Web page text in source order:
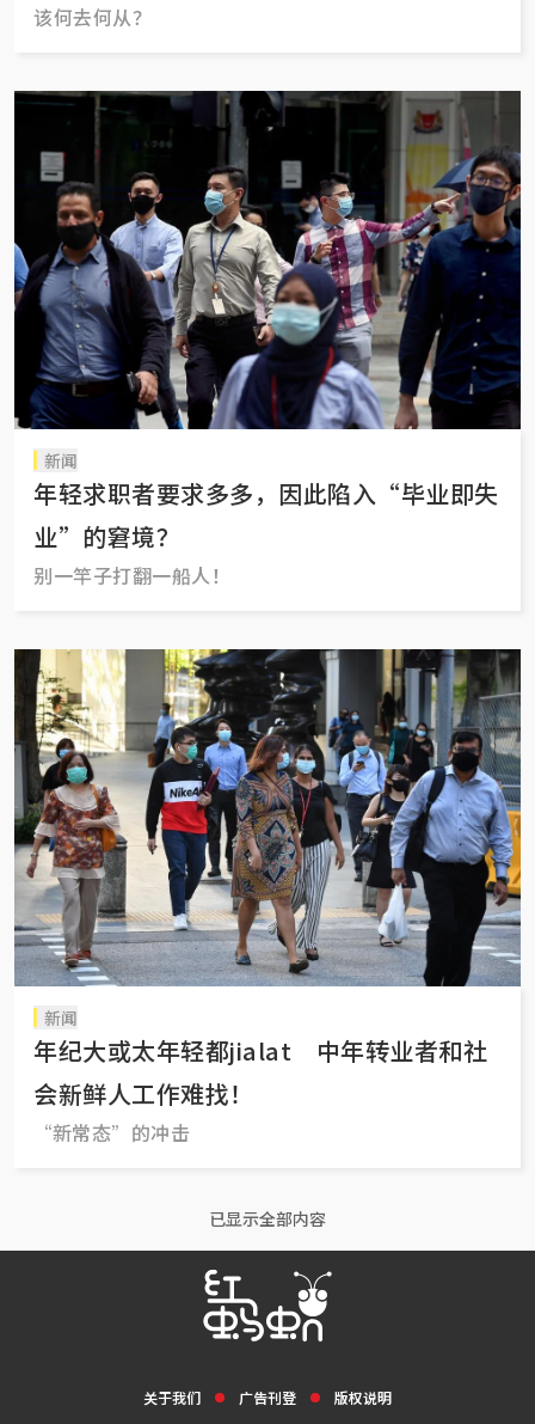
该何去何从？
新闻
年轻求职者要求多多，因此陷入“毕业即失
业”的窘境？
别一竿子打翻一船人！
新闻
年纪大或太年轻都jialat 中年转业者和社
会新鲜人工作难找！
“新常态”的冲击
已显示全部内容
关于我们 广告刊登 版权说明